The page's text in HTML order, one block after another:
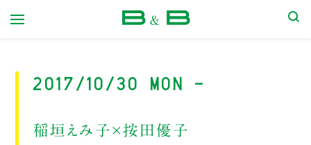
2017/10/30 Mon -
稲垣えみ子×按田優子